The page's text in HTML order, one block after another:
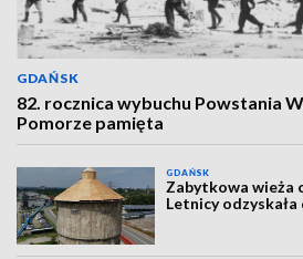
GDAŃSK
82. rocznica wybuchu Powstania
Pomorze pamięta
GDAŃSK
Zabytkowa wieża
Letnicy odzyskała